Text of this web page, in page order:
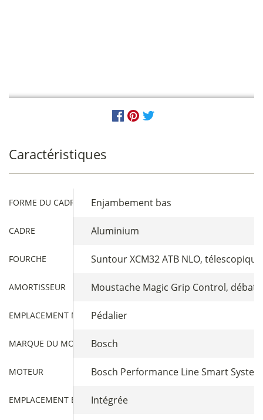
Caractéristiques
FORME DU CADRE Enjambement bas
CADRE Aluminium
FOURCHE Suntour XCM32 ATB NLO,
AMORTISSEUR Moustache Magic Grip Control,
EMPLACEMENT MOTEURPédalier
MARQUE DU MOTEURBosch
MOTEUR Bosch Performance Line Smart
EMPLACEMENT BATTERIEIntégrée